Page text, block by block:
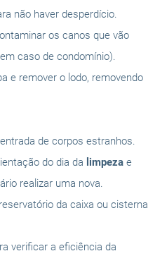
não haver desperdício.
os canos que vão
caso de condomínio).
e remover o lodo, removendo
de corpos estranhos.
do dia da limpeza e
realizar uma nova.
da caixa ou cisterna
verificar a eficiência da